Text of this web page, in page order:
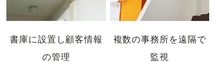
書庫に設置し顧客情報
の管理
複数の事務所を遠隔で
監視